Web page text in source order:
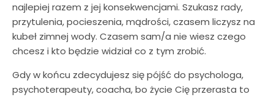
najlepiej razem z jej konsekwencjami. Szukasz rady,
przytulenia, pocieszenia, mądrości, czasem liczysz na
kubeł zimnej wody. Czasem sam/a nie wiesz czego
chcesz i kto będzie widział co z tym zrobić.
Gdy w końcu zdecydujesz się pójść do psychologa,
psychoterapeuty, coacha, bo życie Cię przerasta to